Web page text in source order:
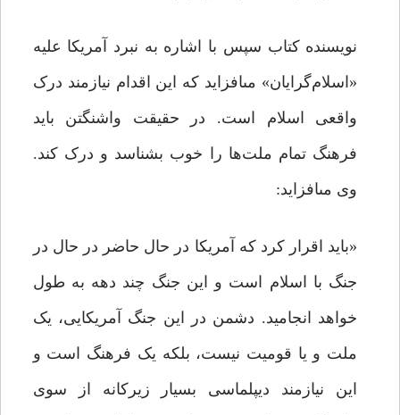
نویسنده کتاب سپس با اشاره به نبرد آمریکا علیه
«اسلام‌گرایان» مى‏افزاید که این اقدام نیازمند درک
واقعى اسلام است. در حقیقت واشنگتن باید
فرهنگ تمام ملت‌ها را خوب بشناسد و درک کند.
وى مى‏افزاید:
«باید اقرار کرد که آمریکا در حال حاضر در حال در
جنگ با اسلام است و این جنگ چند دهه به طول
خواهد انجامید. دشمن در این جنگ آمریکایى، یک
ملت و یا قومیت نیست، بلکه یک فرهنگ است و
این نیازمند دیپلماسى بسیار زیرکانه از سوى